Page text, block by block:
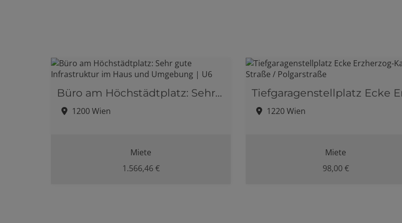
Büro am Höchstädtplatz: Sehr gute Infrastruktur im Haus und Umgebung | U6
1200 Wien
Miete
1.566,46 €
1220 Wien
Miete
98,00 €